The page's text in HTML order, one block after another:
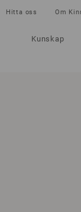
Kunskap
Hitta oss Om